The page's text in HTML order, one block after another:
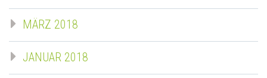
MÄRZ 2018
JANUAR 2018